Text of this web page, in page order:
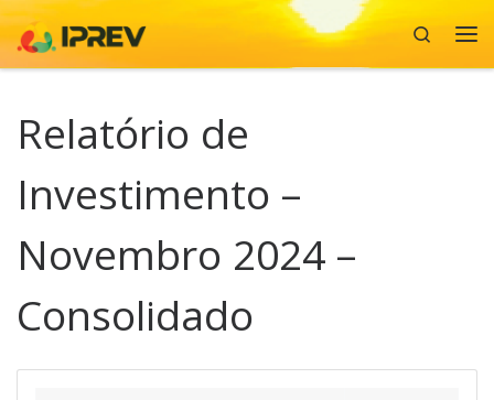
Skip to content
Search
Relatório de
Investimento –
Novembro 2024 –
Consolidado